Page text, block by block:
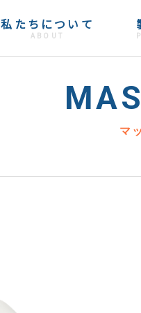
私たちについて
ABOUT
マ